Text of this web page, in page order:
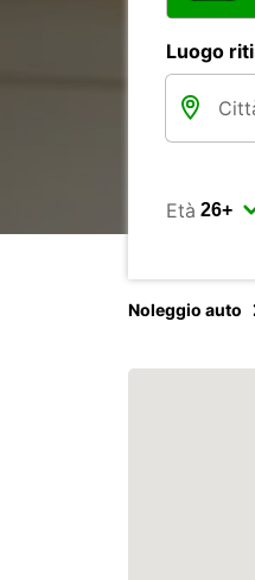
Luogo
Età
Noleggio auto